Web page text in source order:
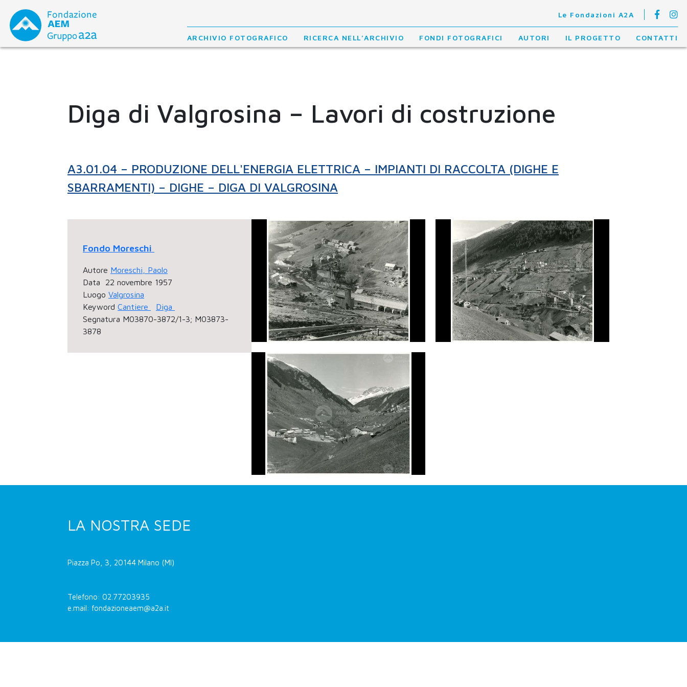
content
Le Fondazioni A2A
ARCHIVIO FOTOGRAFICO RICERCA NELL’ARCHIVIO FONDI FOTOGRAFICI AUTORI IL PROGETTO CONTATTI
Diga di Valgrosina – Lavori di costruzione
A3.01.04 – PRODUZIONE DELL'ENERGIA ELETTRICA – IMPIANTI DI RACCOLTA (DIGHE E
SBARRAMENTI) – DIGHE – DIGA DI VALGROSINA
Fondo Moreschi
Autore Moreschi, Paolo
Data 22 novembre 1957
Luogo Valgrosina
Keyword Cantiere
Diga
Segnatura M03870-3872/1-3; M03873-
3878
LA NOSTRA SEDE
Piazza Po, 3, 20144 Milano (MI)
Telefono: 02.77203935
e.mail: fondazioneaem@a2a.it